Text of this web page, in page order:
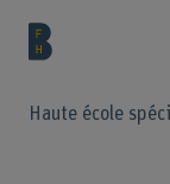
Haute école